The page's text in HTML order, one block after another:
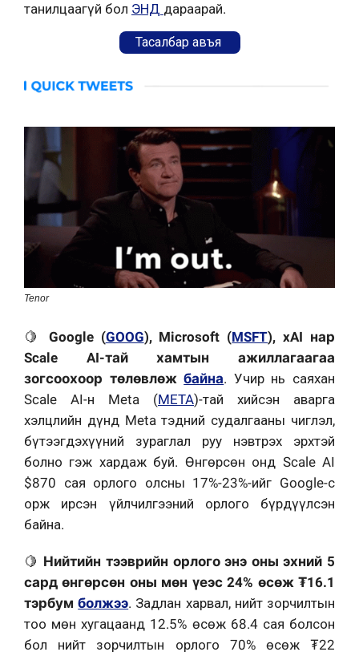
танилцаагүй бол ЭНД дараарай.
Тасалбар авъя
Tenor
🍋 Google (GOOG), Microsoft (MSFT), xAI нар
Scale AI-тай хамтын ажиллагаагаа
зогсоохоор төлөвлөжбайна. Учир нь саяхан
Scale AI-н Meta (META)-тай хийсэн аварга
хэлцлийн дүнд Meta тэдний судалгааны чиглэл,
бүтээгдэхүүний зураглал руу нэвтрэх эрхтэй
болно гэж хардаж буй. Өнгөрсөн онд Scale AI
$870 сая орлого олсны 17%-23%-ийг Google-с
орж ирсэн үйлчилгээний орлого бүрдүүлсэн
байна.
🍋 Нийтийн тээврийн орлого энэ оны эхний 5
сард өнгөрсөн оны мөн үеэс 24% өсөж ₮16.1
тэрбумболжээ. Задлан харвал, нийт зорчилтын
тоо мөн хугацаанд 12.5% өсөж 68.4 сая болсон
бол нийт зорчилтын орлого 70% өсөж ₮22